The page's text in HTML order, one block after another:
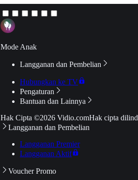
Mode Anak
Langganan dan Pembelian
Hubungkan ke TV
Pengaturan
Bantuan dan Lainnya
Hak Cipta ©2026 Vidio.comHak cipta
Langganan dan Pembelian
Langganan Premier
Langganan Aktif
Voucher Promo